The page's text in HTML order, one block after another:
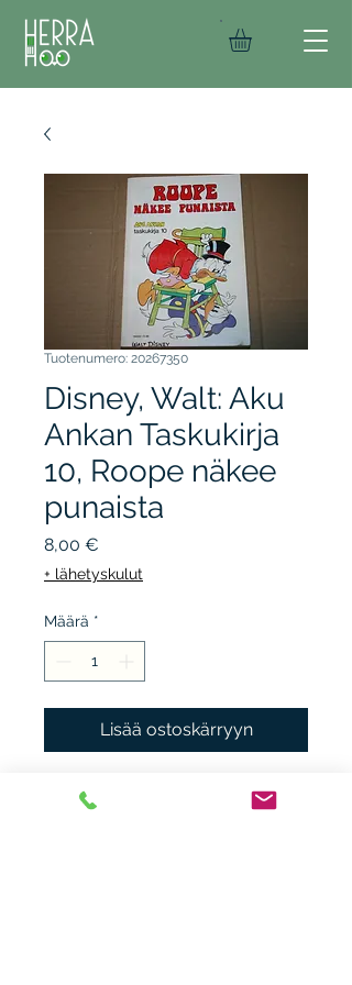
Tuotenumero: 20267350
Disney, Walt: Aku
Ankan Taskukirja
10, Roope näkee
punaista
8,00 €
+ lähetyskulut
Määrä *
Lisää ostoskärryyn
SANOMAKIRJAT, 1986, 3.p.
nidottu, kunto K3, jälkiä